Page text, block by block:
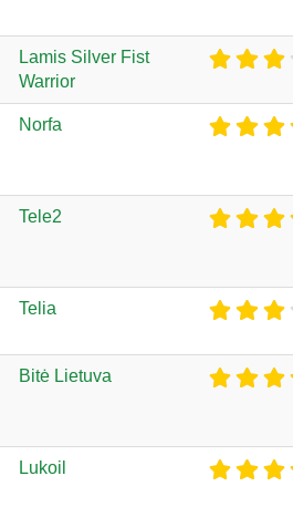
Lamis Silver Fist
Warrior
Norfa
Tele2
Telia
Bitė Lietuva
Lukoil